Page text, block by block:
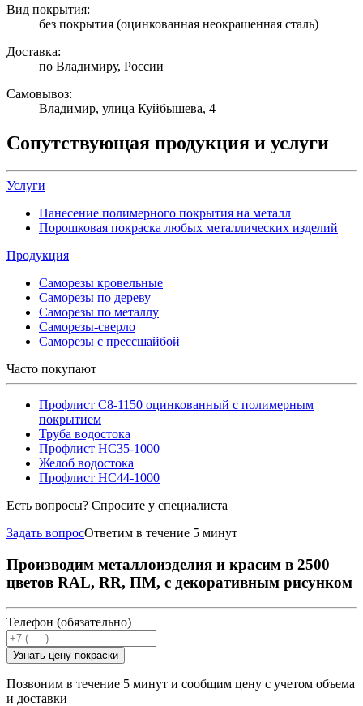
Вид покрытия:
без покрытия (оцинкованная неокрашенная сталь)
Доставка:
по Владимиру, России
Самовывоз:
Владимир, улица Куйбышева, 4
Сопутствующая продукция и услуги
Услуги
Нанесение полимерного покрытия на металл
Порошковая покраска любых металлических изделий
Продукция
Саморезы кровельные
Саморезы по дереву
Саморезы по металлу
Саморезы-сверло
Саморезы с прессшайбой
Часто покупают
Профлист С8-1150 оцинкованный с полимерным
покрытием
Труба водостока
Профлист НС35-1000
Желоб водостока
Профлист НС44-1000
Есть вопросы? Спросите у специалиста
Задать вопросОтветим в течение 5 минут
Производим металлоизделия и красим в 2500
цветов RAL, RR, ПМ, с декоративным рисунком
Телефон (обязательно)
Узнать цену покраски
Позвоним в течение 5 минут и сообщим цену с учетом объема
и доставки